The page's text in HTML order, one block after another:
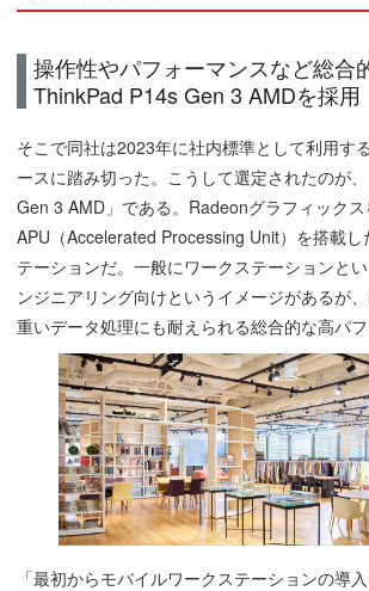
操作性やパフォーマンスなど総合
ThinkPad P14s Gen 3 AMDを採用
そこで同社は2023年に社内標準として利用す
ースに踏み切った。こうして選定されたのが
Gen 3 AMD」である。Radeonグラフィック
APU（Accelerated Processing Unit）を搭載し
テーションだ。一般にワークステーションと
ンジニアリング向けというイメージがあるが
重いデータ処理にも耐えられる総合的な高パフ
「最初からモバイルワークステーションの導